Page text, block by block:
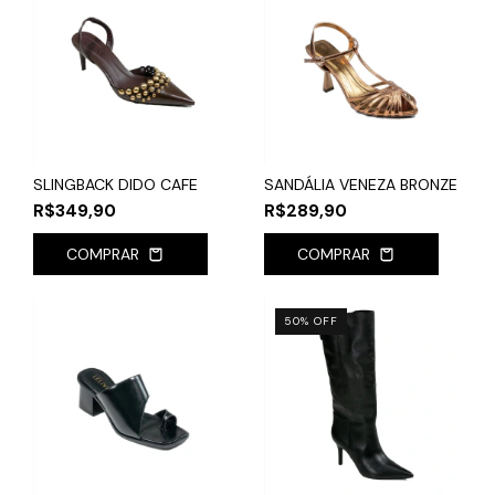
SLINGBACK DIDO CAFE
R$349,90
COMPRAR
SANDÁLIA VENEZA BRONZE
R$289,90
COMPRAR
50% OFF